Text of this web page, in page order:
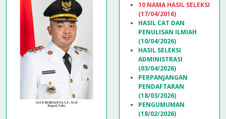
10 NAMA HASIL SELEKSI
(17/04/2016)
HASIL CAT DAN
PENULISAN ILMIAH
(10/04/2026)
HASIL SELEKSI
ADMINISTRASI
(03/04/2026)
PERPANJANGAN
PENDAFTARAN
(18/03/2026)
PENGUMUMAN
(18/02/2026)